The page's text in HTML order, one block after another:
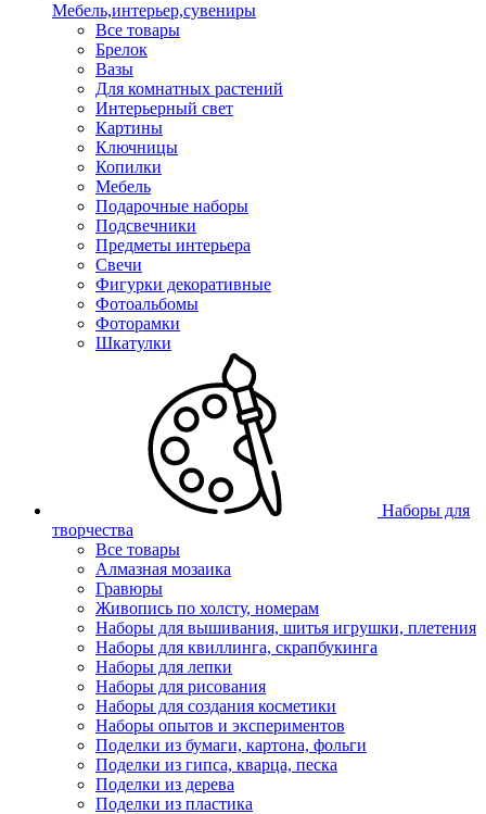
Мебель,интерьер,сувениры
Все товары
Брелок
Вазы
Для комнатных растений
Интерьерный свет
Картины
Ключницы
Копилки
Мебель
Подарочные наборы
Подсвечники
Предметы интерьера
Свечи
Фигурки декоративные
Фотоальбомы
Фоторамки
Шкатулки
Наборы для
творчества
Все товары
Алмазная мозаика
Гравюры
Живопись по холсту, номерам
Наборы для вышивания, шитья игрушки, плетения
Наборы для квиллинга, скрапбукинга
Наборы для лепки
Наборы для рисования
Наборы для создания косметики
Наборы опытов и экспериментов
Поделки из бумаги, картона, фольги
Поделки из гипса, кварца, песка
Поделки из дерева
Поделки из пластика